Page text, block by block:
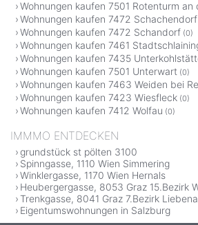
Wohnungen kaufen 7501 Rotenturm an
Wohnungen kaufen 7472 Schachendorf
Wohnungen kaufen 7472 Schandorf (0)
Wohnungen kaufen 7461
Wohnungen kaufen 7435
Wohnungen kaufen 7501 Unterwart (0)
Wohnungen kaufen 7463 Weiden bei
Wohnungen kaufen 7423 Wiesfleck (0)
Wohnungen kaufen 7412 Wolfau (0)
IMMMO ENTDECKEN
grundstück st pölten 3100
Spinngasse, 1110 Wien Simmering
Winklergasse, 1170 Wien Hernals
Heubergergasse, 8053 Graz 15.Bezirk
Trenkgasse, 8041 Graz 7.Bezirk
Eigentumswohnungen in Salzburg